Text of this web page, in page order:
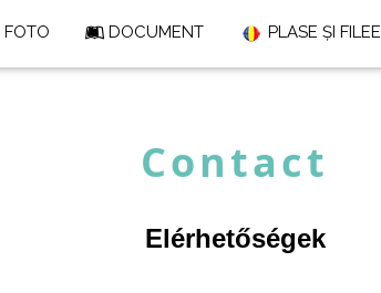
FOTO DOCUMENT PLASE ȘI FILEE
Contact
Elérhetőségek